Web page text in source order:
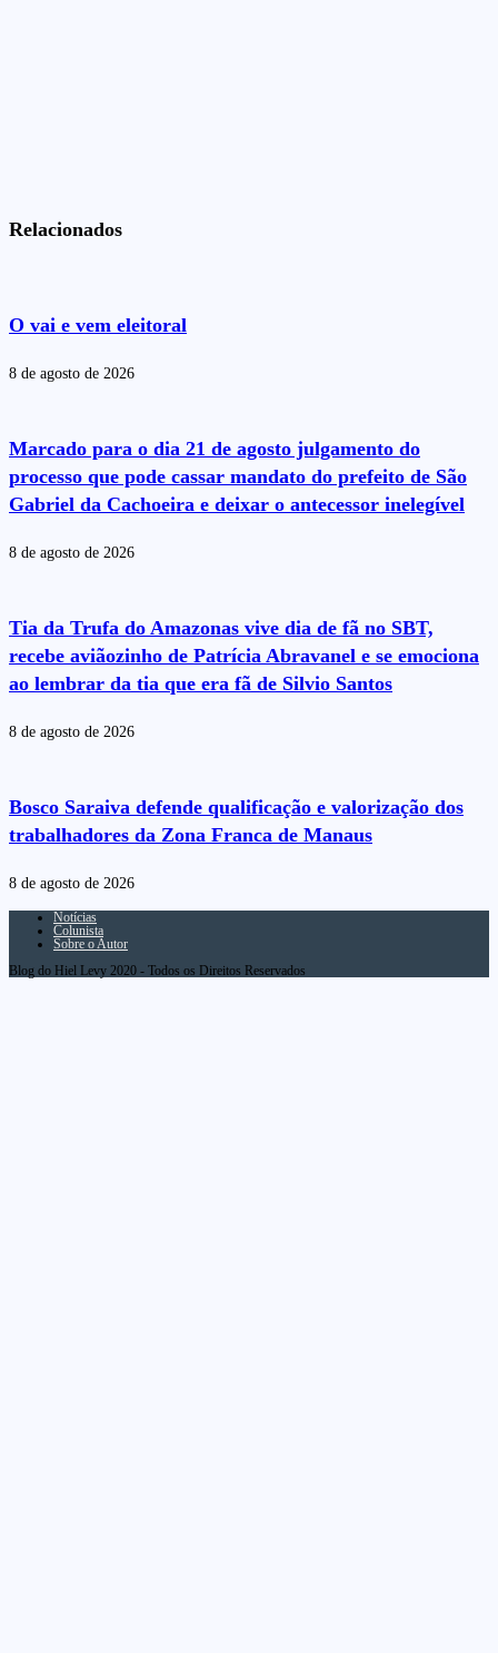
Relacionados
O vai e vem eleitoral
8 de agosto de 2026
Marcado para o dia 21 de agosto julgamento do
processo que pode cassar mandato do prefeito de São
Gabriel da Cachoeira e deixar o antecessor inelegível
8 de agosto de 2026
Tia da Trufa do Amazonas vive dia de fã no SBT,
recebe aviãozinho de Patrícia Abravanel e se emociona
ao lembrar da tia que era fã de Silvio Santos
8 de agosto de 2026
Bosco Saraiva defende qualificação e valorização dos
trabalhadores da Zona Franca de Manaus
8 de agosto de 2026
Notícias
Colunista
Sobre o Autor
Blog do Hiel Levy 2020 - Todos os Direitos Reservados